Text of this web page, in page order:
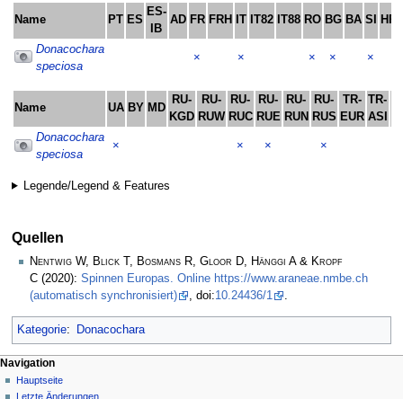
Name PT ES
ES-
IB
AD FR FRH IT IT82 IT88 RO BG BA SI HR
Donacochara
speciosa
× × × × ×
Name UA BY MD
RU-
KGD
RU-
RUW
RU-
RUC
RU-
RUE
RU-
RUN
RU-
RUS
TR-
EUR
TR-
ASI
Donacochara
speciosa
× × × ×
Legende/Legend & Features
Quellen
Nentwig W, Blick T, Bosmans R, Gloor D, Hänggi A & Kropf
C (2020): Spinnen Europas. Online https://www.araneae.nmbe.ch
(automatisch synchronisiert)
, doi:10.24436/1 .
Kategorie: Donacochara
Navigation
Hauptseite
Letzte Änderungen